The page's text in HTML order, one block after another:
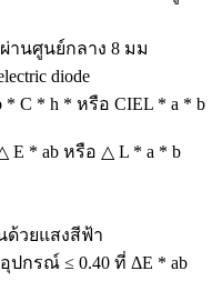
านศูนย์กลาง 8 มม
diode
C * h * หรือ CIEL * a * b
* ab หรือ △ L * a * b
ด้วยแสงสีฟ้า
กรณ์ ≤ 0.40 ที่ ΔE * ab